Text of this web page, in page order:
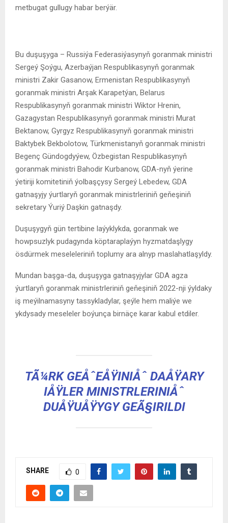
metbugat gullugy habar berýär.
Bu duşuşyga – Russiýa Federasiýasynyň goranmak ministri
Sergeý Şoýgu, Azerbaýjan Respublikasynyň goranmak
ministri Zakir Gasanow, Ermenistan Respublikasynyň
goranmak ministri Arşak Karapetýan, Belarus
Respublikasynyň goranmak ministri Wiktor Hrenin,
Gazagystan Respublikasynyň goranmak ministri Murat
Bektanow, Gyrgyz Respublikasynyň goranmak ministri
Baktybek Bekbolotow, Türkmenistanyň goranmak ministri
Begenç Gündogdyýew, Özbegistan Respublikasynyň
goranmak ministri Bahodir Kurbanow, GDA-nyň ýerine
ýetiriji komitetiniň ýolbaşçysy Sergeý Lebedew, GDA
gatnaşyjy ýurtlaryň goranmak ministrleriniň geňeşiniň
sekretary Ýuriý Daşkin gatnaşdy.
Duşuşygyň gün tertibine laýyklykda, goranmak we
howpsuzlyk pudagynda köptaraplaýyn hyzmatdaşlygy
ösdürmek meseleleriniň toplumy ara alnyp maslahatlaşyldy.
Mundan başga-da, duşuşyga gatnaşyjylar GDA agza
ýurtlaryň goranmak ministrleriniň geňeşiniň 2022-nji ýyldaky
iş meýilnamasyny tassykladylar, şeýle hem maliýe we
ykdysady meseleler boýunça birnäçe karar kabul etdiler.
TÃ¼RK GEÅˆEÅŸINIÅˆ DAÅŸARY
IÅŸLER MINISTRLERINIÅˆ
DUÅŸUÅŸYGY GEÃ§IRILDI
SHARE 0